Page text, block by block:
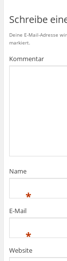
Schreibe
Deine E-Mail-Adresse
markiert.
Kommentar
Name
*
E-Mail
*
Website